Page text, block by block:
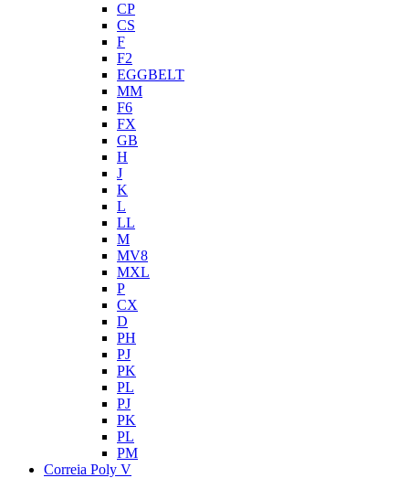
CP
CS
F
F2
EGGBELT
MM
F6
FX
GB
H
J
K
L
LL
M
MV8
MXL
P
CX
D
PH
PJ
PK
PL
PJ
PK
PL
PM
Correia Poly V